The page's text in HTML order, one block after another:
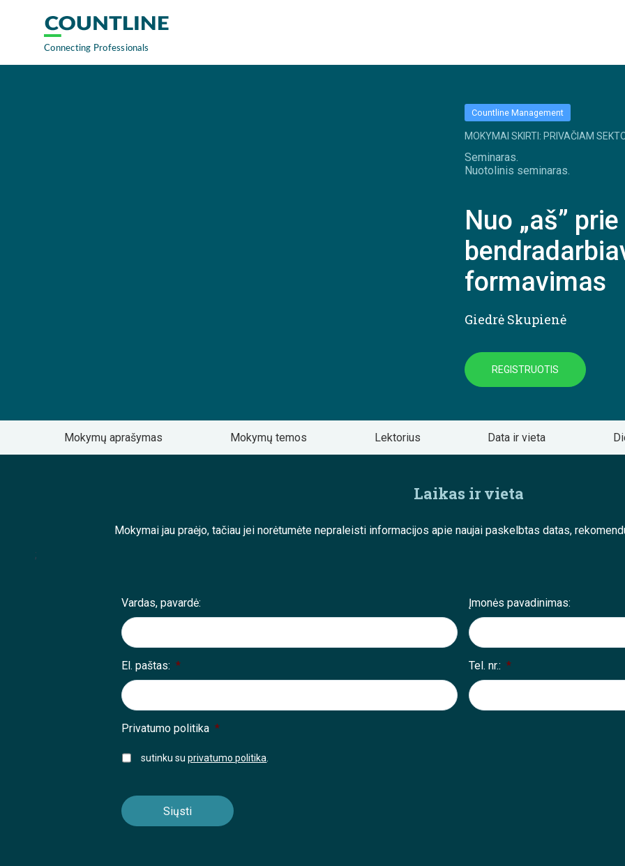
Countline Management
MOKYMAI SKIRTI: PRIVAČIAM
Seminaras.
Nuotolinis seminaras.
Nuo „aš” prie
formavimas
Giedrė Skupienė
REGISTRUOTIS
Mokymų aprašymas Mokymų temos Lektorius Data ir vieta
Laikas ir vieta
Mokymai jau praėjo, tačiau jei norėtumėte nepraleisti informacijos apie naujai paskelbtas datas,
;
Vardas, pavardė: Įmonės pavadinimas:
El. paštas: * Tel. nr.: *
Privatumo politika *
sutinku suprivatumo politika